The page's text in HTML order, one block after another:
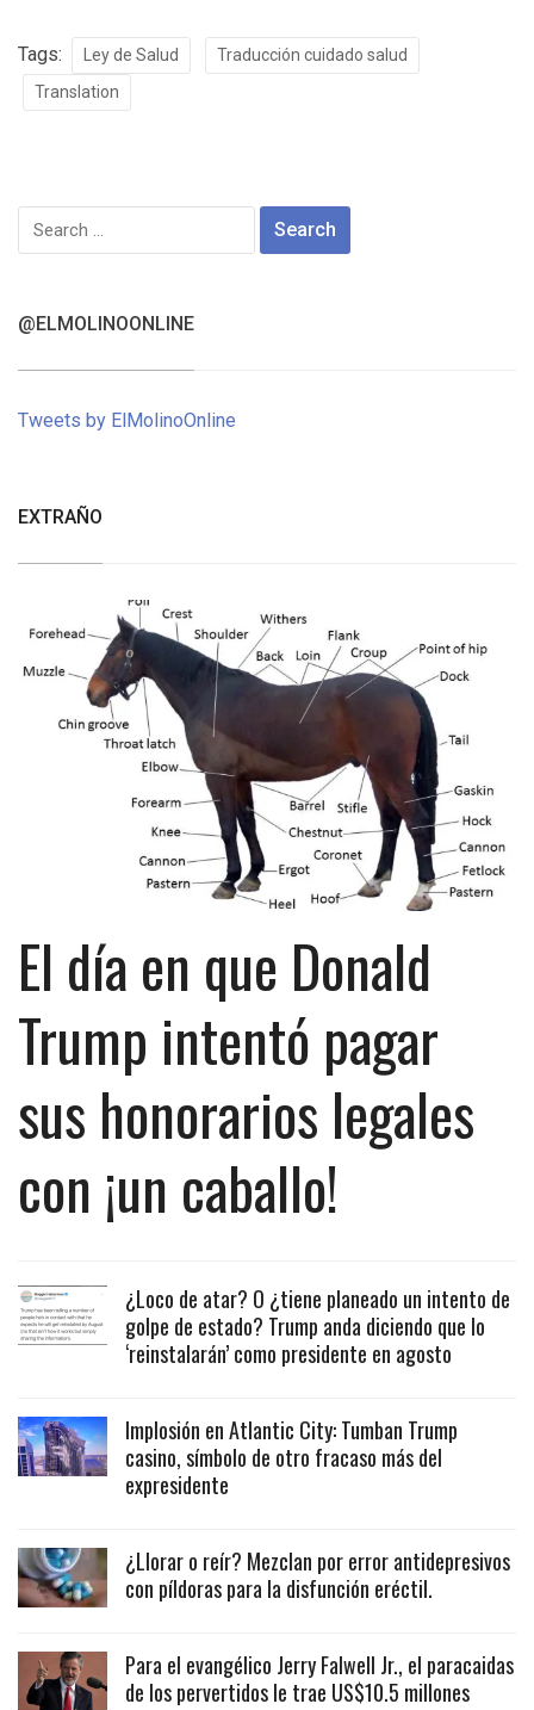
Tags: Ley de Salud
Traducción cuidado salud
Translation
Search
for:
@ELMOLINOONLINE
Tweets by ElMolinoOnline
EXTRAÑO
El día en que Donald
Trump intentó pagar
sus honorarios legales
con ¡un caballo!
¿Loco de atar? O ¿tiene planeado un intento de
golpe de estado? Trump anda diciendo que lo
‘reinstalarán’ como presidente en agosto
Implosión en Atlantic City: Tumban Trump
casino, símbolo de otro fracaso más del
expresidente
¿Llorar o reír? Mezclan por error antidepresivos
con píldoras para la disfunción eréctil.
Para el evangélico Jerry Falwell Jr., el paracaidas
de los pervertidos le trae US$10.5 millones